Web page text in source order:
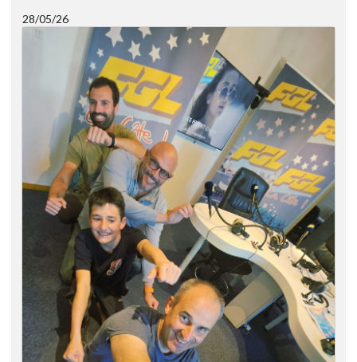
28/05/26